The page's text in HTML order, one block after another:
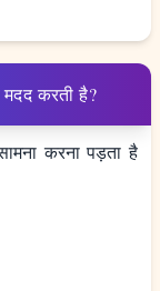
करती है?
करना पड़ता है